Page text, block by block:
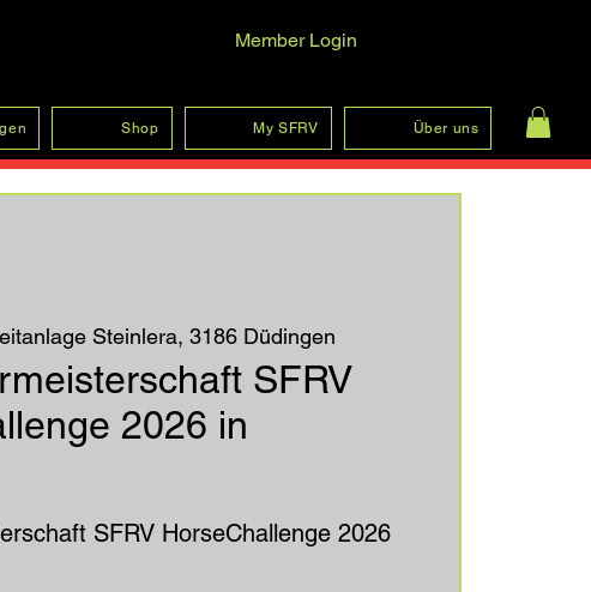
Anmelden
Member Login
Shop My SFRV Über uns
Steinlera, 3186 Düdingen
SFRV
2026 in
SFRV HorseChallenge 2026